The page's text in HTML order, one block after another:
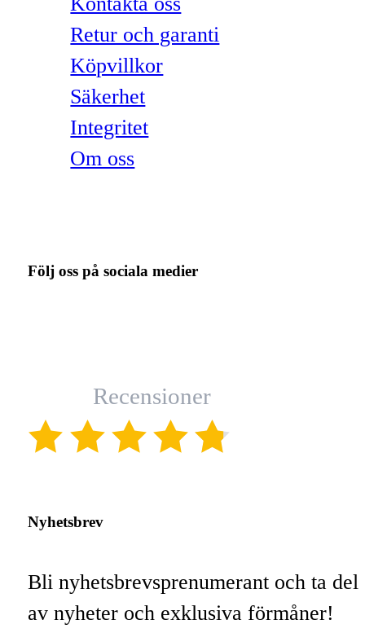
Retur och garanti
Köpvillkor
Säkerhet
Integritet
Om oss
Följ oss på sociala medier
Recensioner
Nyhetsbrev
Bli nyhetsbrevsprenumerant och ta del
av nyheter och exklusiva förmåner!